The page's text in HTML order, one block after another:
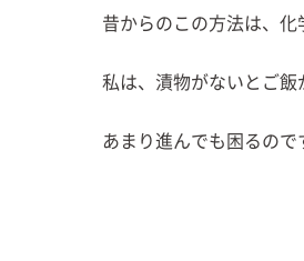
昔からのこの方法は、化
私は、漬物がないとご飯
あまり進んでも困るので